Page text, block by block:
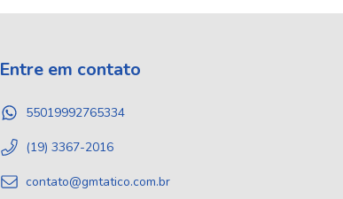
Entre em contato
55019992765334
(19) 3367-2016
contato@gmtatico.com.br